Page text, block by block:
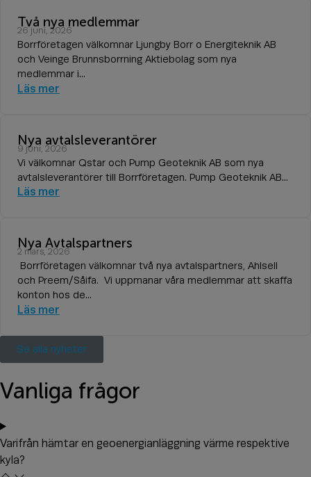
Två nya medlemmar
26 juni, 2026
Borrföretagen välkomnar Ljungby Borr o Energiteknik AB
och Veinge Brunnsborrning Aktiebolag som nya
medlemmar i...
Läs mer
Nya avtalsleverantörer
9 juni, 2026
Vi välkomnar Qstar och Pump Geoteknik AB som nya
avtalsleverantörer till Borrföretagen. Pump Geoteknik AB...
Läs mer
Nya Avtalspartners
2 mars, 2026
Borrföretagen välkomnar två nya avtalspartners, Ahlsell
och Preem/Såifa. Vi uppmanar våra medlemmar att skaffa
konton hos de...
Läs mer
Se alla nyheter
Vanliga frågor
Varifrån hämtar en geoenergianläggning värme respektive
kyla?